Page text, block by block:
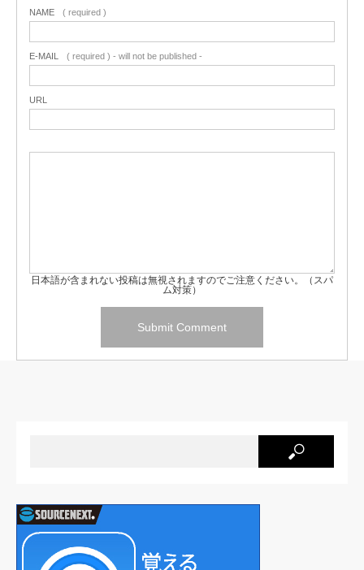
NAME ( required )
E-MAIL ( required ) - will not be published -
URL
日本語が含まれない投稿は無視されますのでご注意ください。（スパ
ム対策）